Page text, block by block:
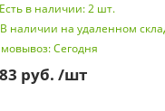
Есть в наличии: 2шт.
В наличии на удаленном
Сегодня
руб. /шт